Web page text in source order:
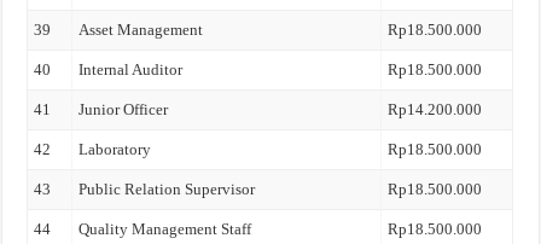
39 Asset Management Rp18.500.000
40 Internal Auditor Rp18.500.000
41 Junior Officer Rp14.200.000
42 Laboratory Rp18.500.000
43 Public Relation Supervisor Rp18.500.000
44 Quality Management Staff Rp18.500.000